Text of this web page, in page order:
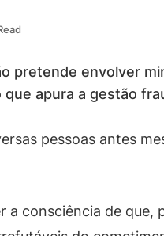
pretende envolver
apura a gestão
pessoas antes
a consciência de